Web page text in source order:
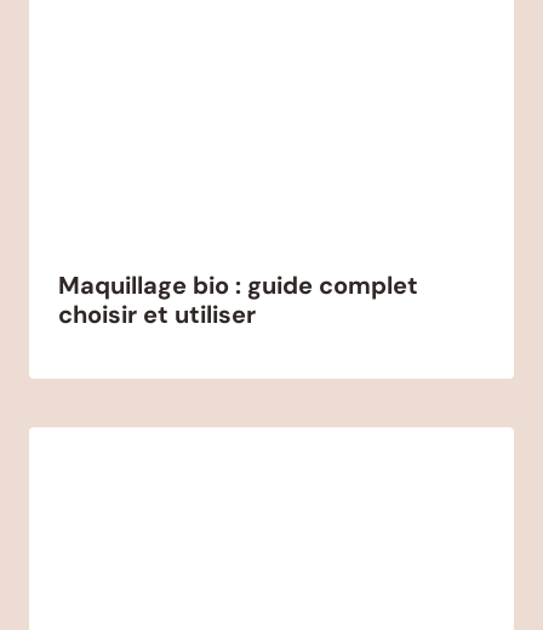
Maquillage bio : guide complet
choisir et utiliser